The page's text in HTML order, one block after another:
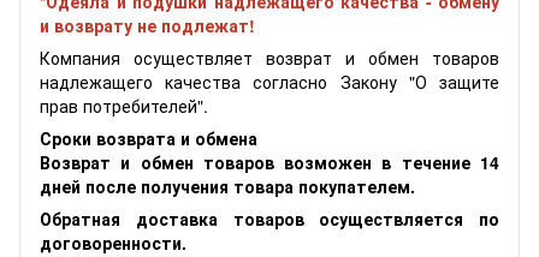
и возврату не подлежат!
Компания осуществляет возврат и обмен товаров
надлежащего качества согласно Закону "О защите
прав потребителей".
Сроки возврата и обмена
Возврат и обмен товаров возможен в течение 14
дней после получения товара покупателем.
Обратная доставка товаров осуществляется по
договоренности.